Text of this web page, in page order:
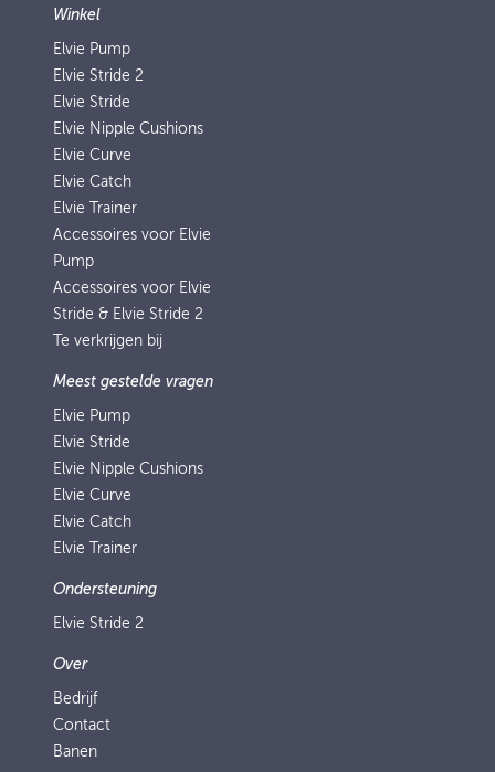
Winkel
Elvie Pump
Elvie Stride 2
Elvie Stride
Elvie Nipple Cushions
Elvie Curve
Elvie Catch
Elvie Trainer
Accessoires voor Elvie
Pump
Accessoires voor Elvie
Stride & Elvie Stride 2
Te verkrijgen bij
Meest gestelde vragen
Elvie Pump
Elvie Stride
Elvie Nipple Cushions
Elvie Curve
Elvie Catch
Elvie Trainer
Ondersteuning
Elvie Stride 2
Over
Bedrijf
Contact
Banen